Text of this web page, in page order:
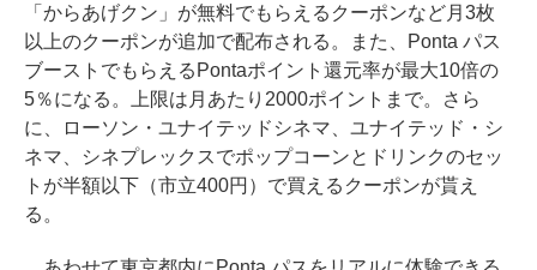
「からあげクン」が無料でもらえるクーポンなど月3枚
以上のクーポンが追加で配布される。また、Ponta パス
ブーストでもらえるPontaポイント還元率が最大10倍の
5％になる。上限は月あたり2000ポイントまで。さら
に、ローソン・ユナイテッドシネマ、ユナイテッド・シ
ネマ、シネプレックスでポップコーンとドリンクのセッ
トが半額以下（市立400円）で買えるクーポンが貰え
る。